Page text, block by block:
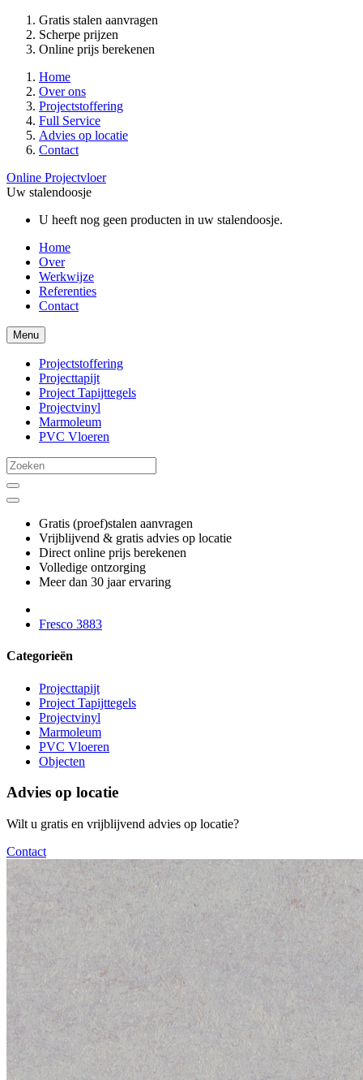
Gratis stalen aanvragen
Scherpe prijzen
Online prijs berekenen
Home
Over ons
Projectstoffering
Full Service
Advies op locatie
Contact
Online Projectvloer
Uw stalendoosje
U heeft nog geen producten in uw stalendoosje.
Home
Over
Werkwijze
Referenties
Contact
Menu
Projectstoffering
Projecttapijt
Project Tapijttegels
Projectvinyl
Marmoleum
PVC Vloeren
Gratis (proef)stalen aanvragen
Vrijblijvend & gratis advies op locatie
Direct online prijs berekenen
Volledige ontzorging
Meer dan 30 jaar ervaring
Fresco 3883
Categorieën
Projecttapijt
Project Tapijttegels
Projectvinyl
Marmoleum
PVC Vloeren
Objecten
Advies op locatie
Wilt u gratis en vrijblijvend advies op locatie?
Contact